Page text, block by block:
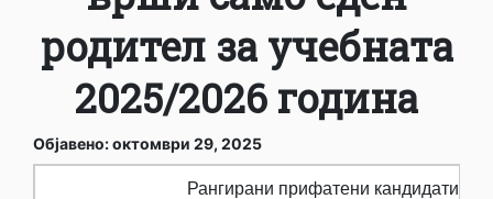
родител за учебната
2025/2026 година
Објавено: октомври 29, 2025
Рангирани прифатени кандидати